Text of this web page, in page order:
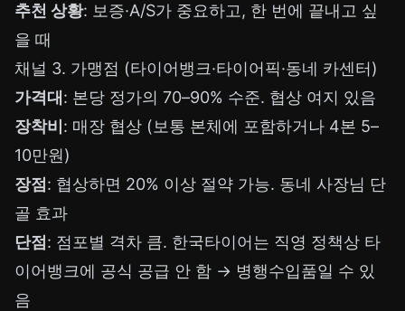
추천 상황: 보증·A/S가 중요하고, 한 번에 끝내고 싶
을 때
채널 3. 가맹점 (타이어뱅크·타이어픽·동네 카센터)
가격대 : 본당 정가의 70–90% 수준. 협상 여지 있음
장착비 : 매장 협상 (보통 본체에 포함하거나 4본 5–
10만원)
장점 : 협상하면 20% 이상 절약 가능. 동네 사장님 단
골 효과
단점 : 점포별 격차 큼. 한국타이어는 직영 정책상 타
이어뱅크에 공식 공급 안 함 → 병행수입품일 수 있
음